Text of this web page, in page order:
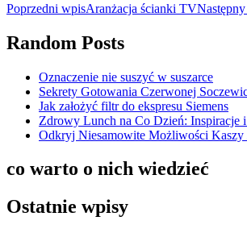
Poprzedni wpisAranżacja ścianki TV
Random Posts
Oznaczenie nie suszyć w suszarce
Sekrety Gotowania Czerwonej
Jak założyć filtr do ekspresu Siemens
Zdrowy Lunch na Co Dzień: Inspiracje
Odkryj Niesamowite Możliwości Kaszy
co warto o nich wiedzieć
Ostatnie wpisy